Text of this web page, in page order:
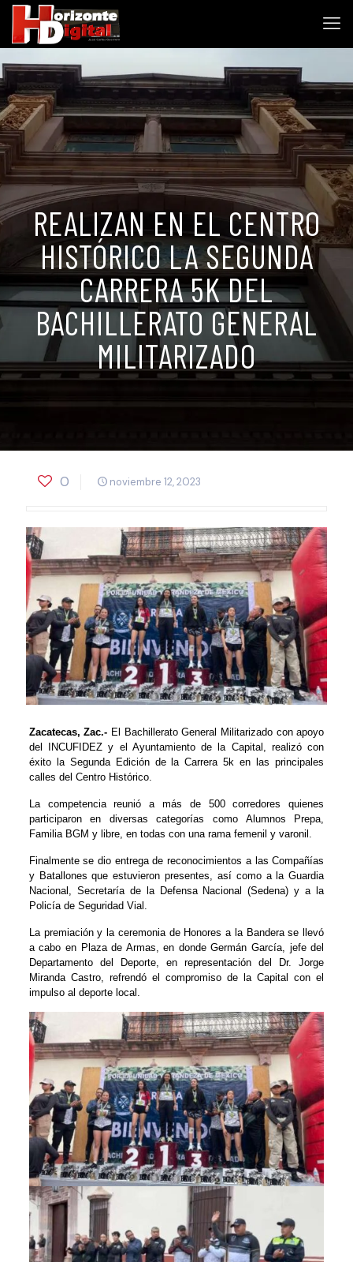
REALIZAN EN EL CENTRO
HISTÓRICO LA SEGUNDA
CARRERA 5K DEL
BACHILLERATO GENERAL
MILITARIZADO
0 noviembre 12, 2023
Zacatecas, Zac.- El Bachillerato General Militarizado con apoyo
del INCUFIDEZ y el Ayuntamiento de la Capital, realizó con
éxito la Segunda Edición de la Carrera 5k en las principales
calles del Centro Histórico.
La competencia reunió a más de 500 corredores quienes
participaron en diversas categorías como Alumnos Prepa,
Familia BGM y libre, en todas con una rama femenil y varonil.
Finalmente se dio entrega de reconocimientos a las Compañías
y Batallones que estuvieron presentes, así como a la Guardia
Nacional, Secretaría de la Defensa Nacional (Sedena) y a la
Policía de Seguridad Vial.
La premiación y la ceremonia de Honores a la Bandera se llevó
a cabo en Plaza de Armas, en donde Germán García, jefe del
Departamento del Deporte, en representación del Dr. Jorge
Miranda Castro, refrendó el compromiso de la Capital con el
impulso al deporte local.